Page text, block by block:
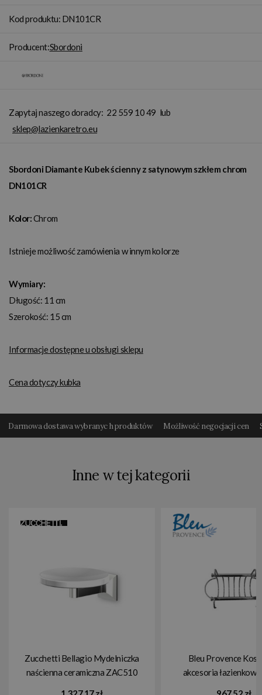
Kod produktu: DN101CR
Producent:Sbordoni
Zapytaj naszego doradcy: 22 559 10 49 lub
sklep@lazienkaretro.eu
Sbordoni Diamante Kubek ścienny z satynowym szkłem chrom
DN101CR
Kolor:Chrom
Istnieje możliwość zamówienia w innym kolorze
Wymiary:
Długość: 11 cm
Szerokość: 15 cm
Informacje dostępne u obsługi sklepu
Cena dotyczy kubka
Darmowa dostawa wybranyc h produktów Możliwość negocjacji cen
Inne w tej kategorii
Zucchetti Bellagio Mydelniczka
naścienna ceramiczna ZAC510
Bleu Provence
akcesoria